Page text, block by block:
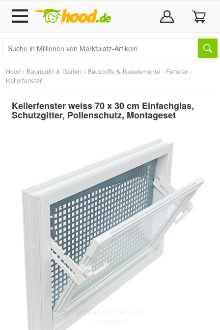
Hood › Baumarkt & Garten › Baustoffe & Bauelemente › Fenster ›
Kellerfenster
Kellerfenster weiss 70 x 30 cm Einfachglas,
Schutzgitter, Pollenschutz, Montageset
Doppelt antippen zum